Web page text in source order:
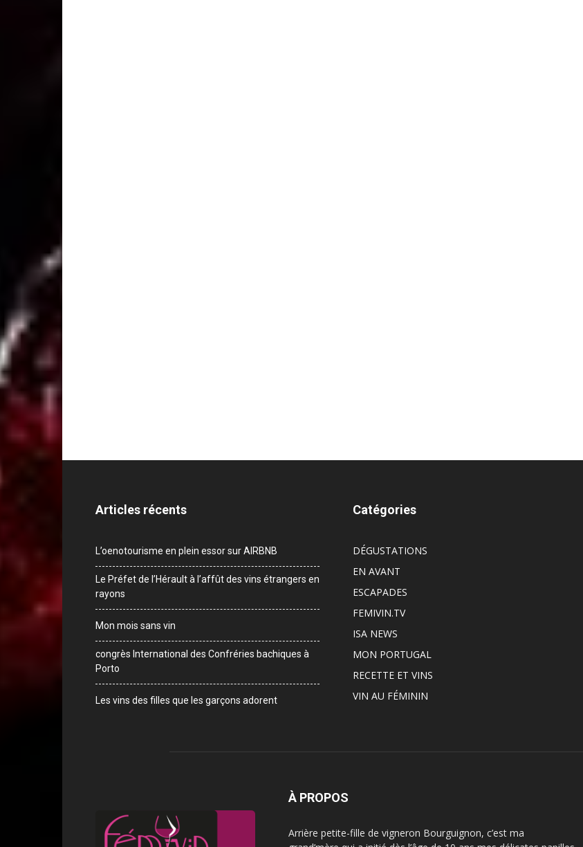
Articles récents
L’oenotourisme en plein essor sur AIRBNB
Le Préfet de l’Hérault à l’affût des vins étrangers en
rayons
Mon mois sans vin
congrès International des Confréries bachiques à
Porto
Les vins des filles que les garçons adorent
Catégories
DÉGUSTATIONS
EN AVANT
ESCAPADES
FEMIVIN.TV
ISA NEWS
MON PORTUGAL
RECETTE ET VINS
VIN AU FÉMININ
À PROPOS
Arrière petite-fille de vigneron Bourguignon, c’est ma